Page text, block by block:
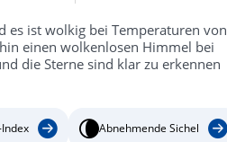
es ist wolkig bei Temperaturen von
einen wolkenlosen Himmel bei
die Sterne sind klar zu erkennen
Index Abnehmende Sichel